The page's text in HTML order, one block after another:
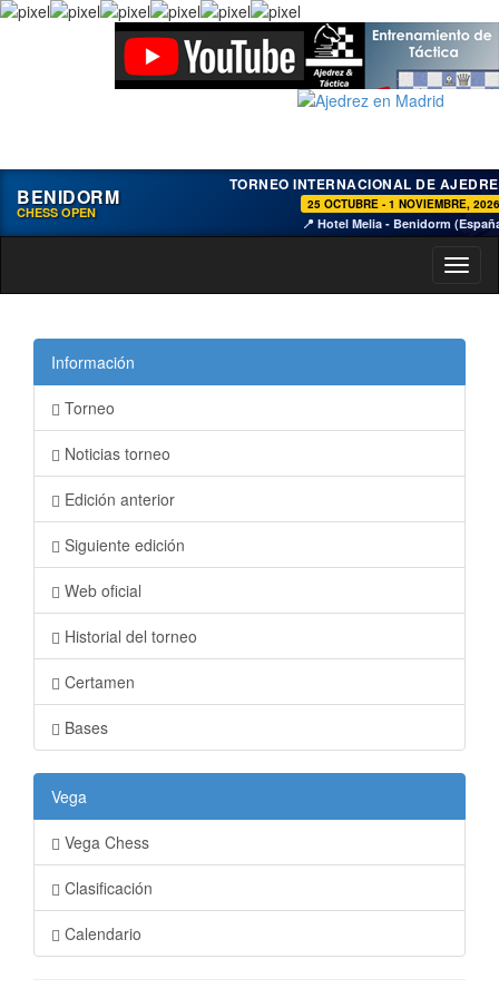
BENIDORM
CHESS OPEN
TORNEO INTERNACIONAL DE
25 OCTUBRE - 1 NOVIEMBRE, 2026
📍 Hotel Melia - Benidorm
Información
Torneo
Noticias torneo
Edición anterior
Siguiente edición
Web oficial
Historial del torneo
Certamen
Bases
Vega
Vega Chess
Clasificación
Calendario